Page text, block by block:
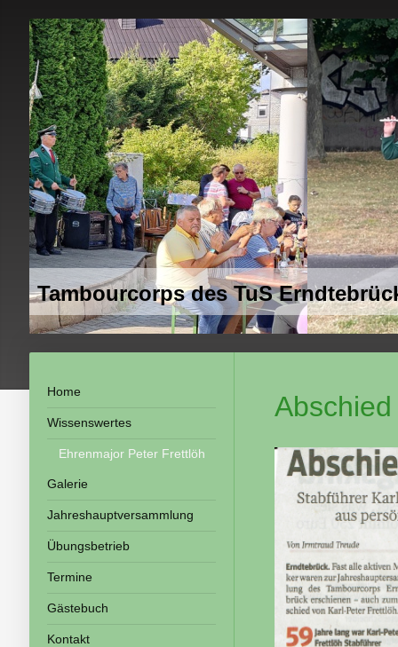
Tambourcorps des TuS
Home
Wissenswertes
Ehrenmajor Peter Frettlöh
Galerie
Jahreshauptversammlung
Übungsbetrieb
Termine
Gästebuch
Kontakt